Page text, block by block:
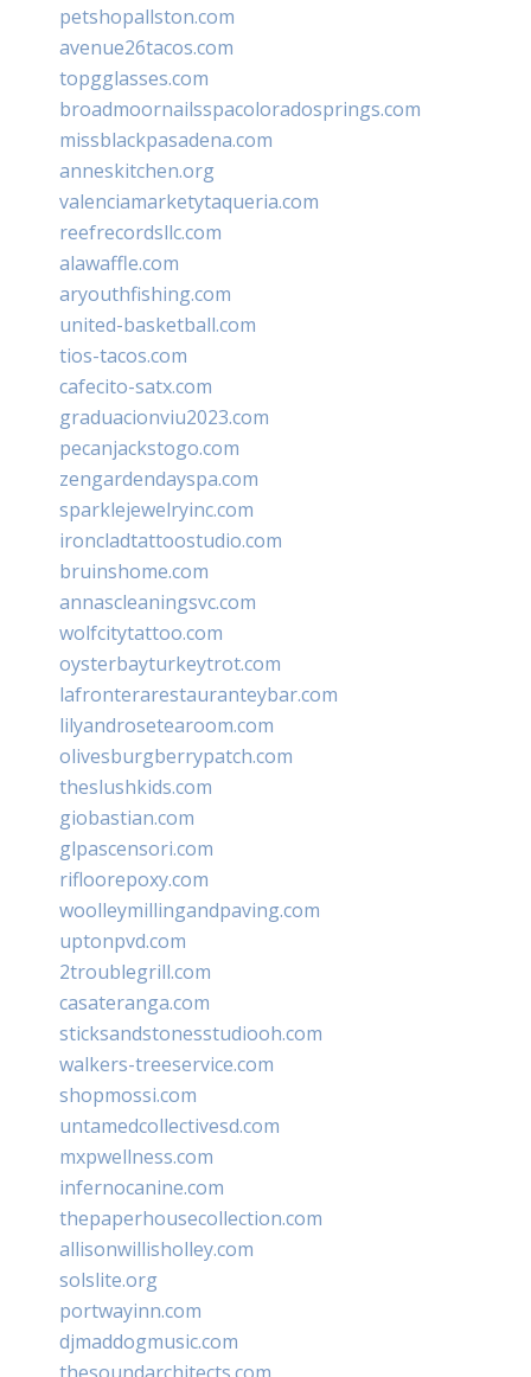
petshopallston.com
avenue26tacos.com
topgglasses.com
broadmoornailsspacoloradosprings.com
missblackpasadena.com
anneskitchen.org
valenciamarketytaqueria.com
reefrecordsllc.com
alawaffle.com
aryouthfishing.com
united-basketball.com
tios-tacos.com
cafecito-satx.com
graduacionviu2023.com
pecanjackstogo.com
zengardendayspa.com
sparklejewelryinc.com
ironcladtattoostudio.com
bruinshome.com
annascleaningsvc.com
wolfcitytattoo.com
oysterbayturkeytrot.com
lafronterarestauranteybar.com
lilyandrosetearoom.com
olivesburgberrypatch.com
theslushkids.com
giobastian.com
glpascensori.com
rifloorepoxy.com
woolleymillingandpaving.com
uptonpvd.com
2troublegrill.com
casateranga.com
sticksandstonesstudiooh.com
walkers-treeservice.com
shopmossi.com
untamedcollectivesd.com
mxpwellness.com
infernocanine.com
thepaperhousecollection.com
allisonwillisholley.com
solslite.org
portwayinn.com
djmaddogmusic.com